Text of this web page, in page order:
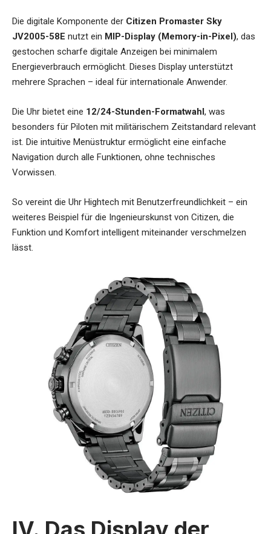
Die digitale Komponente der Citizen Promaster Sky
JV2005-58E nutzt ein MIP-Display (Memory-in-Pixel), das
gestochen scharfe digitale Anzeigen bei minimalem
Energieverbrauch ermöglicht. Dieses Display unterstützt
mehrere Sprachen – ideal für internationale Anwender.
Die Uhr bietet eine 12/24-Stunden-Formatwahl, was
besonders für Piloten mit militärischem Zeitstandard relevant
ist. Die intuitive Menüstruktur ermöglicht eine einfache
Navigation durch alle Funktionen, ohne technisches
Vorwissen.
So vereint die Uhr Hightech mit Benutzerfreundlichkeit – ein
weiteres Beispiel für die Ingenieurskunst von Citizen, die
Funktion und Komfort intelligent miteinander verschmelzen
lässt.